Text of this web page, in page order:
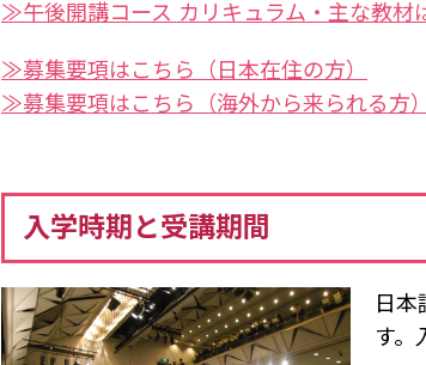
≫午後開講コース カリキュラム・主な教材
≫募集要項はこちら（日本在住の方）
≫募集要項はこちら（海外から来られる方）
入学時期と受講期間
日
す。